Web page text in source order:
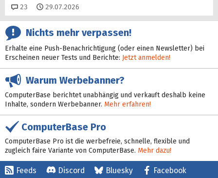
23 Kommentare
29.07.2026
Nichts mehr verpassen!
Erhalte eine Push-Benachrichtigung (oder einen Newsletter) bei
Erscheinen neuer Tests und Berichte: Jetzt anmelden!
Warum Werbebanner?
ComputerBase berichtet unabhängig und verkauft deshalb keine
Inhalte, sondern Werbebanner. Mehr erfahren!
ComputerBase Pro
ComputerBase Pro ist die werbefreie, schnelle, flexible und
zugleich faire Variante von ComputerBase. Mehr dazu!
Feeds Discord Bluesky
Facebook